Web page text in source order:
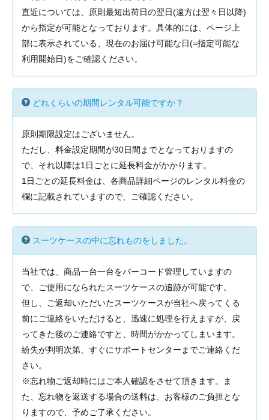
直近については、原則最短出荷日の翌日(遠方は翌々日以降)
から指定が可能となっております。具体的には、ページ上
部に表示されている、現在のお届け可能な日(=指定可能な
利用開始日)をご確認ください。
どれくらいの期間レンタル可能ですか？
原則期限設定はございません。
ただし、料金設定期間が30日間までとなっておりますの
で、それ以降は1日ごとに延長料金がかかります。
1日ごとの延長料金は、各商品詳細ページのレンタル料金の
欄に記載されていますので、ご確認ください。
スーツケースの中に忘れものをしました。
当社では、商品一台一台をバーコード管理していますの
で、ご使用になられたスーツケースの追跡が可能です。
但し、ご返却いただいたスーツケースが当社へ戻ってくる
前にご連絡をいただけると、迅速に処理を行えますが、戻
ってきた後のご連絡ですと、時間がかかってしまいます。
紛失が判明次第、すぐにサポートセンターまでご連絡くだ
さい。
※忘れ物ご返却時にはご本人確認をさせて頂きます。ま
た、忘れ物を返送する場合の送料は、お客様のご負担とな
りますので、予めご了承ください。